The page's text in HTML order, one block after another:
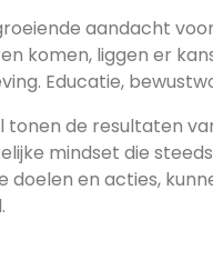
aandacht
komen, liggen er
Educatie,
tonen de resultaten
mindset die
doelen en acties,